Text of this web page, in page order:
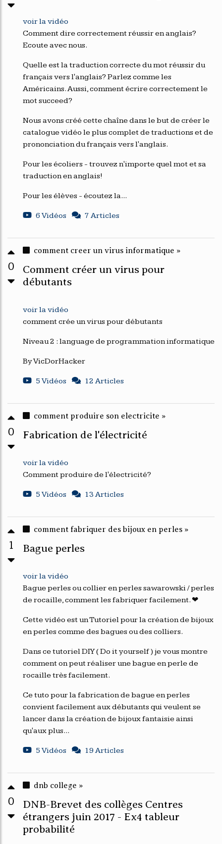
voir la vidéo
Comment dire correctement réussir en anglais?
Ecoute avec nous.
Quelle est la traduction correcte du mot réussir du
français vers l'anglais? Parlez comme les
Américains. Aussi, comment écrire correctement le
mot succeed?
Nous avons créé cette chaîne dans le but de créer le
catalogue vidéo le plus complet de traductions et de
prononciation du français vers l'anglais.
Pour les écoliers - trouvez n'importe quel mot et sa
traduction en anglais!
Pour les élèves - écoutez la...
6 Vidéos 7 Articles
0
comment creer un virus informatique »
Comment créer un virus pour
débutants
voir la vidéo
comment crée un virus pour débutants
Niveau 2 : language de programmation informatique
By VicDorHacker
5 Vidéos 12 Articles
0
comment produire son electricite »
Fabrication de l'électricité
voir la vidéo
Comment produire de l'électricité?
5 Vidéos 13 Articles
1
comment fabriquer des bijoux en perles »
Bague perles
voir la vidéo
Bague perles ou collier en perles sawarowski / perles
de rocaille, comment les fabriquer facilement. ❤
Cette vidéo est un Tutoriel pour la création de bijoux
en perles comme des bagues ou des colliers.
Dans ce tutoriel DIY ( Do it yourself ) je vous montre
comment on peut réaliser une bague en perle de
rocaille très facilement.
Ce tuto pour la fabrication de bague en perles
convient facilement aux débutants qui veulent se
lancer dans la création de bijoux fantaisie ainsi
qu'aux plus...
5 Vidéos 19 Articles
0
dnb college »
DNB-Brevet des collèges Centres
étrangers juin 2017 - Ex4 tableur
probabilité